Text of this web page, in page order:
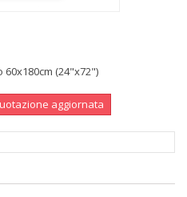
(24"x72")
aggiornata